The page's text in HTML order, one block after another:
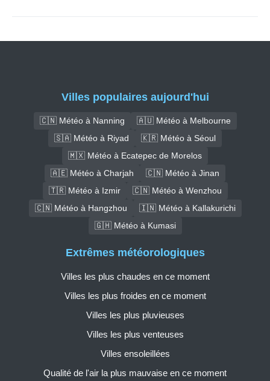
Villes populaires aujourd'hui
🇨🇳 Météo à Nanning
🇦🇺 Météo à Melbourne
🇸🇦 Météo à Riyad
🇰🇷 Météo à Séoul
🇲🇽 Météo à Ecatepec de Morelos
🇦🇪 Météo à Charjah
🇨🇳 Météo à Jinan
🇹🇷 Météo à Izmir
🇨🇳 Météo à Wenzhou
🇨🇳 Météo à Hangzhou
🇮🇳 Météo à Kallakurichi
🇬🇭 Météo à Kumasi
Extrêmes météorologiques
Villes les plus chaudes en ce moment
Villes les plus froides en ce moment
Villes les plus pluvieuses
Villes les plus venteuses
Villes ensoleillées
Qualité de l'air la plus mauvaise en ce moment